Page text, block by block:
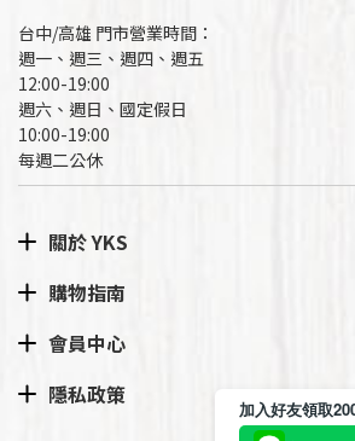
台中/高雄 門市營業時間：
週一、週三、週四、週五
12:00-19:00
週六、週日、國定假日
10:00-19:00
每週二公休
關於 YKS
購物指南
會員中心
隱私政策
加入好友領取